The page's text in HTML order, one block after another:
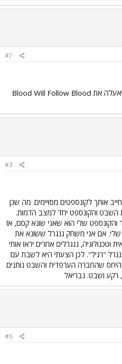
#7
מי מתנדב להציק לי עד שאעלה את Blood Will Follow Blood
#3
אותך לקונספטים מסויימים. מה שכן
והקונספט יחד למצב הדמות.
שלי הוא שאני שונא קסם, אז
אם אני משחק גנגרל ששונא את
גנגרלים אחרים יראו אותי
"רגיל". לכן הצעתי היא לשבת עם
שהחברה הערפדית והשבט נותנים
ושבט. גבריאל
#6